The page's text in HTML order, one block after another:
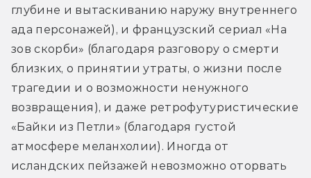
глубине и вытаскиванию наружу внутреннего
ада персонажей), и французский сериал «На
зов скорби» (благодаря разговору о смерти
близких, о принятии утраты, о жизни после
трагедии и о возможности ненужного
возвращения), и даже ретрофутуристические
«Байки из Петли» (благодаря густой
атмосфере меланхолии). Иногда от
исландских пейзажей невозможно оторвать